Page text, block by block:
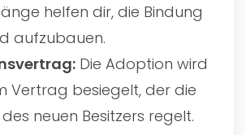
helfen dir, die Bindung
aufzubauen.
Die Adoption wird
Vertrag besiegelt, der die
neuen Besitzers regelt.